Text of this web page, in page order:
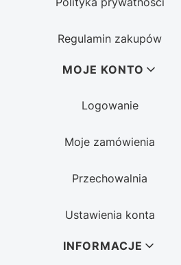
Regulamin zakupów
MOJE KONTO
Logowanie
Moje zamówienia
Przechowalnia
Ustawienia konta
INFORMACJE